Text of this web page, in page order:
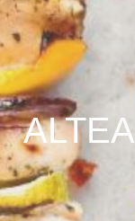
ALTEA